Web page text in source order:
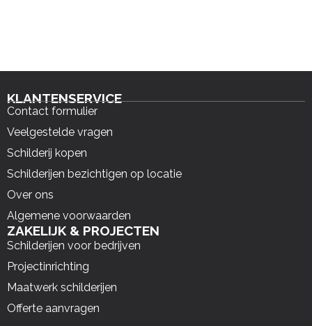
KLANTENSERVICE
Contact formulier
Veelgestelde vragen
Schilderij kopen
Schilderijen bezichtigen op locatie
Over ons
Algemene voorwaarden
ZAKELIJK & PROJECTEN
Schilderijen voor bedrijven
Projectinrichting
Maatwerk schilderijen
Offerte aanvragen